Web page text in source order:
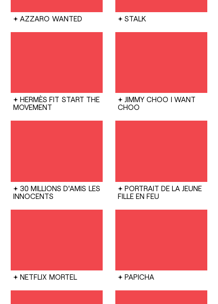
AZZARO WANTED STALK
HERMÈS FIT START THE
MOVEMENT
JIMMY CHOO I WANT
CHOO
30 MILLIONS D'AMIS LES
INNOCENTS
PORTRAIT DE LA JEUNE
FILLE EN FEU
NETFLIX MORTEL PAPICHA